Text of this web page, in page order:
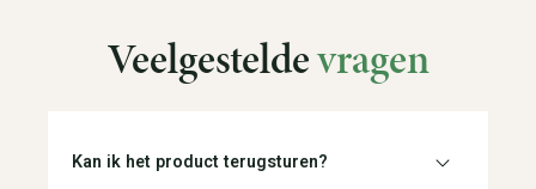
Veelgesteldevragen
Kan ik het product terugsturen?